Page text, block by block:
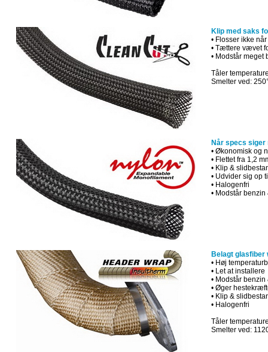
Klip med saks
• Flosser ikke
• Tættere vævet
• Modstår meget
Tåler
Smelter ved:
Når specs siger
• Økonomisk og
• Flettet fra 1,2
•Klip&
• Udvider sig op
• Halogenfri
• Modstår benzin
Belagt glasfiber
• Høj
• Let at installere
• Modstår benzin
• Øger
•Klip &
• Halogenfri
Tåler
Smelter ved: